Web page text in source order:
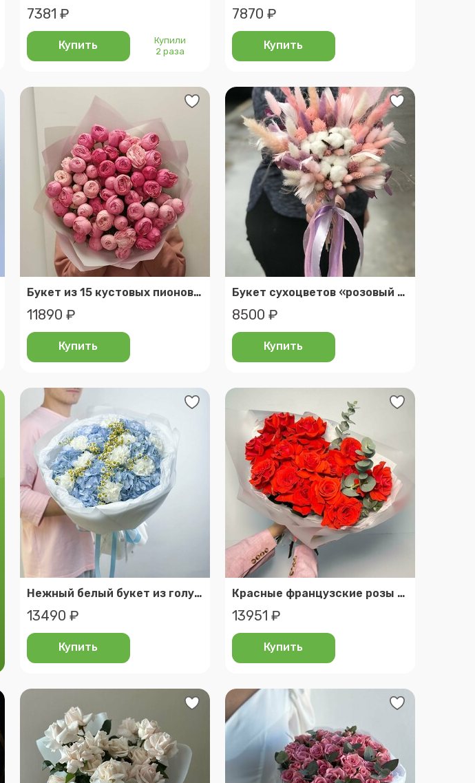
7381 ₽
Купить
Купили
2 раза
7870 ₽
Купить
Букет из 15 кустовых пионовидных роз
11890 ₽
Купить
Букет сухоцветов «розовый фламинго»
8500 ₽
Купить
Нежный белый букет из голубой гортензии, ромашек и гвоздик
13490 ₽
Купить
Красные французские розы 15 шт
13951 ₽
Купить